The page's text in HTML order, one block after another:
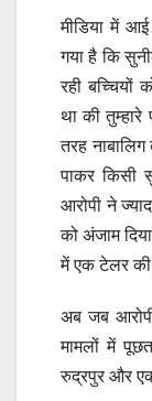
मीडिया में
गया है कि
रही बच्चियों
था की
तरह
पाकर किसी
आरोपी ने
को अंजाम
में एक टेलर की
अब जब
मामलों में
रुद्रपुर और